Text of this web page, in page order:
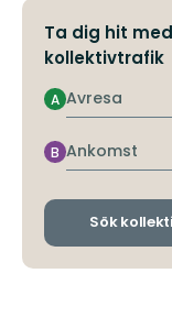
Ta dig hit med
kollektivtrafik
Avresa
A
Ankomst
B
Sök